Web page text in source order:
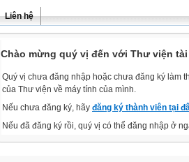
Liên hệ
Chào mừng quý vị đến với Thư viện
Quý vị chưa đăng nhập hoặc chưa đăng ký làm
của Thư viện về máy tính của mình.
Nếu chưa đăng ký, hãy đăng ký thành viên tại
Nếu đã đăng ký rồi, quý vị có thể đăng nhập ở